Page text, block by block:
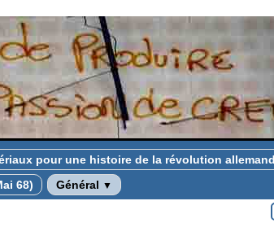
pour une histoire de la révolution
68)
Général ▼